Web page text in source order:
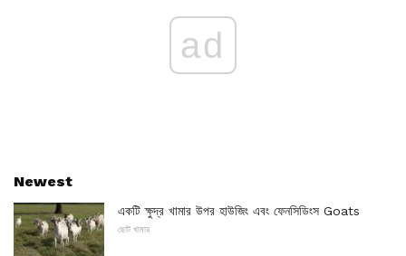
ad
Newest
একটি ক্ষুদ্র খামার উপর হাউজিং এবং ফেনসিডিংস Goats
ছোট খামার